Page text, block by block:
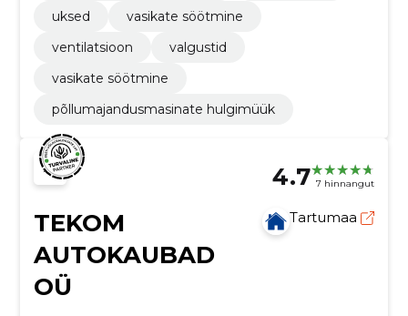
uksed
vasikate söötmine
ventilatsioon
valgustid
vasikate söötmine
põllumajandusmasinate hulgimüük
4.7 7 hinnangut
TEKOM
AUTOKAUBAD
OÜ
Tartumaa